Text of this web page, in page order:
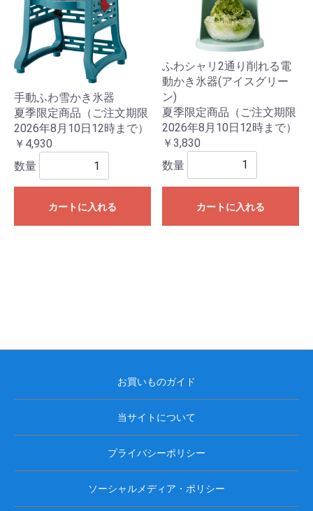
手動ふわ雪かき氷器
夏季限定商品（ご注文期限
2026年8月10日12時まで）
￥4,930
数量
カートに入れる
ふわシャリ2通り削れる電
動かき氷器(アイスグリー
ン)
夏季限定商品（ご注文期限
2026年8月10日12時まで）
￥3,830
数量
カートに入れる
お買いものガイド
当サイトについて
プライバシーポリシー
ソーシャルメディア・ポリシー